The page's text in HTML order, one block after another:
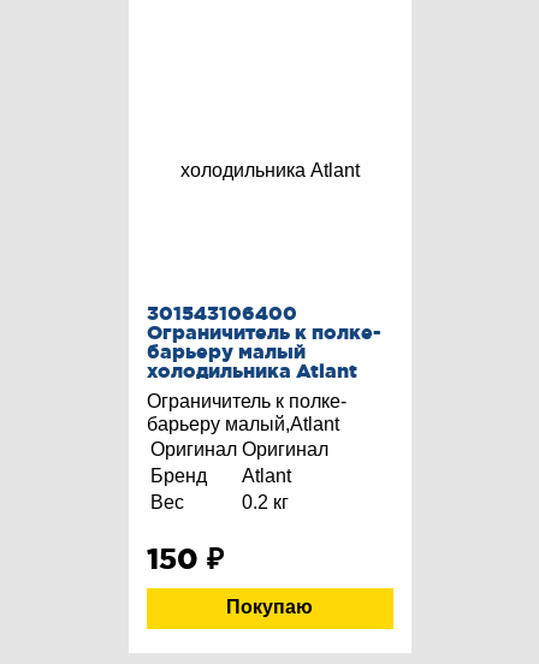
301543106400
Ограничитель к полке-
барьеру малый
холодильника Atlant
Ограничитель к полке-
барьеру малый,Atlant
Оригинал Оригинал
Бренд
Atlant
Вес
0.2 кг
150 ₽